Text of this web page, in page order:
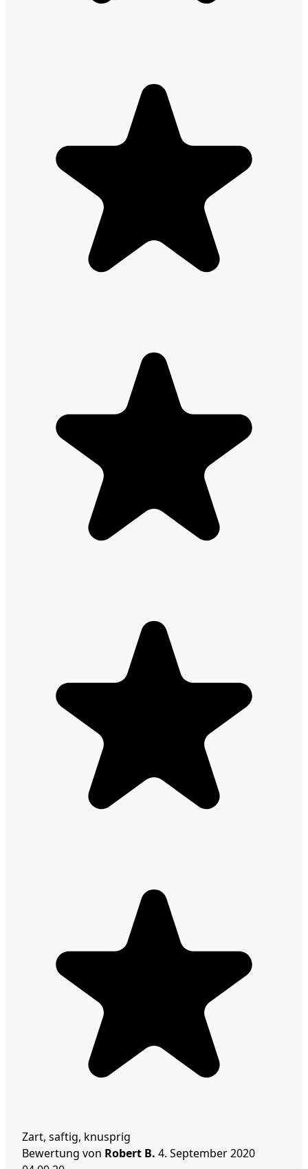
Zart, saftig, knusprig
Bewertung von Robert B. 4. September 2020